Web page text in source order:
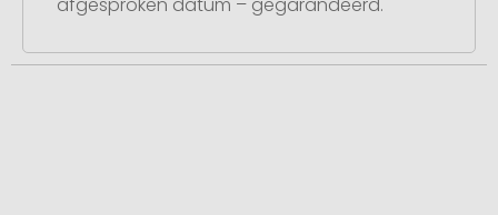
afgesproken datum – gegarandeerd.